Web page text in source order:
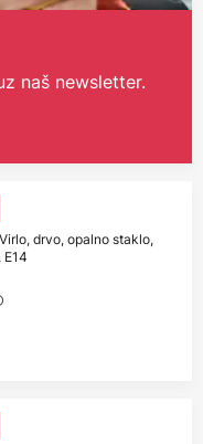
naš newsletter.
drvo, opalno staklo,